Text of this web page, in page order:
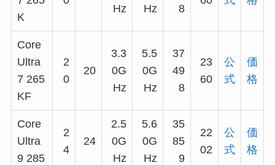
K
Hz
Hz
8
Core
Ultra
7 265
KF
2
0
20
3.3
0G
Hz
5.5
0G
Hz
37
49
8
23
60
公
式
価
格
Core
Ultra
9 285
2
4
24
2.5
0G
Hz
5.6
0G
Hz
35
85
9
22
02
公
式
価
格